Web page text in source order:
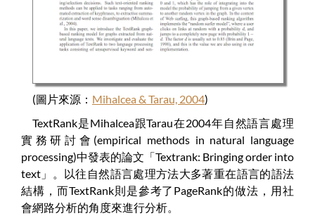
(圖片來源： Mihalcea & Tarau, 2004)
TextRank是Mihalcea跟Tarau在2004年自然語言處理
實務研討會(empirical methods in natural language
processing)中發表的論文「Textrank: Bringing order into
text」。以往自然語言處理方法大多著重在語言的語法
結構，而TextRank則是參考了PageRank的做法，用社
會網路分析的角度來進行分析。